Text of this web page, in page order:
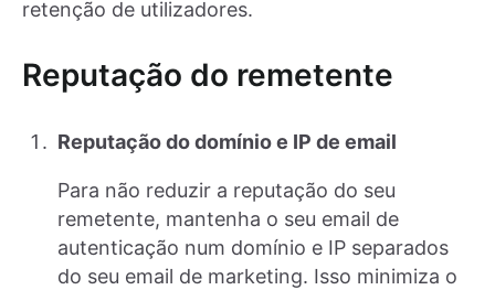
retenção de utilizadores.
Reputação do remetente
Reputação do domínio e IP de email
Para não reduzir a reputação do seu
remetente, mantenha o seu email de
autenticação num domínio e IP separados
do seu email de marketing. Isso minimiza o